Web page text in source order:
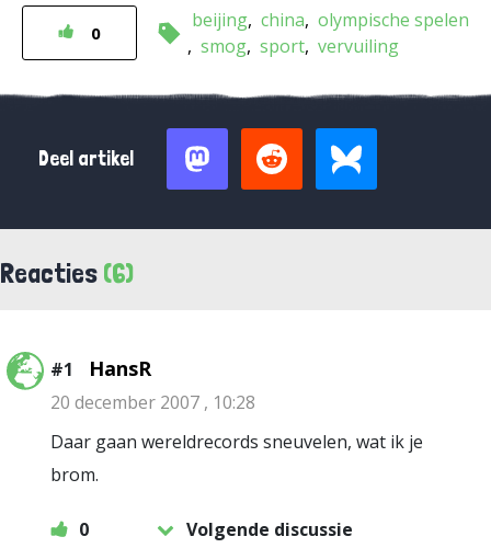
0
beijing china olympische spelen
smog sport vervuiling
Deel artikel
Reacties (6)
#1 HansR
20 december 2007 , 10:28
Daar gaan wereldrecords sneuvelen, wat ik je
brom.
0 Volgende discussie